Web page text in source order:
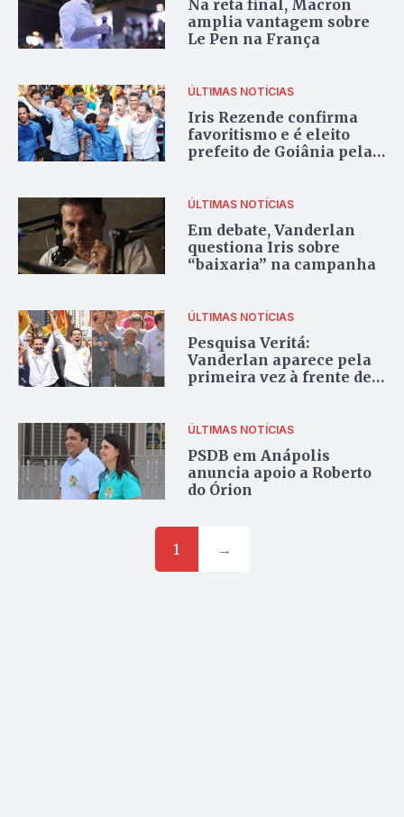
Na reta final, Macron
amplia vantagem sobre
Le Pen na França
ÚLTIMAS NOTÍCIAS
Iris Rezende confirma
favoritismo e é eleito
prefeito de Goiânia pela
ÚLTIMAS NOTÍCIAS
Em debate, Vanderlan
questiona Iris sobre
“baixaria” na campanha
ÚLTIMAS NOTÍCIAS
Pesquisa Veritá:
Vanderlan aparece pela
primeira vez à frente de
ÚLTIMAS NOTÍCIAS
PSDB em Anápolis
anuncia apoio a Roberto
do Órion
1 →